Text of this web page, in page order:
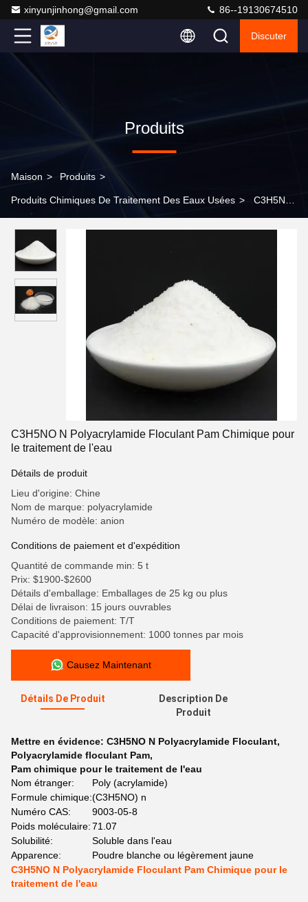
xinyunjinhong@gmail.com 86--19130674510
Discuter
Produits
Maison > Produits >
Produits Chimiques De Traitement Des Eaux Usées > C3H5NO
l'eau
C3H5NO N Polyacrylamide Floculant Pam Chimique pour
le traitement de l'eau
Détails de produit
Lieu d'origine: Chine
Nom de marque: polyacrylamide
Numéro de modèle: anion
Conditions de paiement et d'expédition
Quantité de commande min: 5 t
Prix: $1900-$2600
Détails d'emballage: Emballages de 25 kg ou plus
Délai de livraison: 15 jours ouvrables
Conditions de paiement: T/T
Capacité d'approvisionnement: 1000 tonnes par mois
Causez Maintenant
Détails De Produit
Description De
Produit
Mettre en évidence: C3H5NO N Polyacrylamide Floculant,
Polyacrylamide floculant Pam,
Pam chimique pour le traitement de l'eau
Nom étranger:
Poly (acrylamide)
Formule chimique:(C3H5NO) n
Numéro CAS:
9003-05-8
Poids moléculaire:71.07
Solubilité:
Soluble dans l'eau
Apparence:
Poudre blanche ou légèrement jaune
C3H5NO N Polyacrylamide Floculant Pam Chimique pour le
traitement de l'eau